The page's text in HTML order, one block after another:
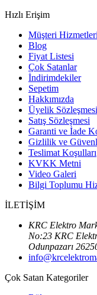
Hızlı Erişim
Müşteri Hizmetleri
Blog
Fiyat Listesi
Çok Satanlar
İndirimdekiler
Sepetim
Hakkımızda
Üyelik Sözleşmesi
Satış Sözleşmesi
Garanti ve İade
Gizlilik ve
Teslimat Koşulları
KVKK Metni
Video Galeri
Bilgi Toplumu
İLETİŞİM
KRC Elektro
No:23 KRC
Odunpazarı
Çok Satan Kategoriler